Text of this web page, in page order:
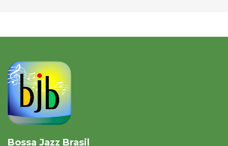
Bossa Jazz Brasil